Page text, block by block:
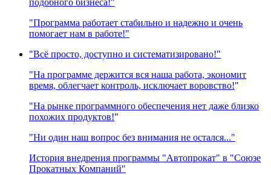
подобного бизнеса!"
"Программа работает стабильно и надежно и очень
помогает нам в работе!"
"Всё просто, доступно и систематизировано!"
"На программе держится вся наша работа, экономит
время, облегчает контроль, исключает воровство!"
"На рынке программного обеспечения нет даже близко
похожих продуктов!"
"Ни один наш вопрос без внимания не остался..."
История внедрения программы "Автопрокат" в "Союзе
Прокатных Компаний"